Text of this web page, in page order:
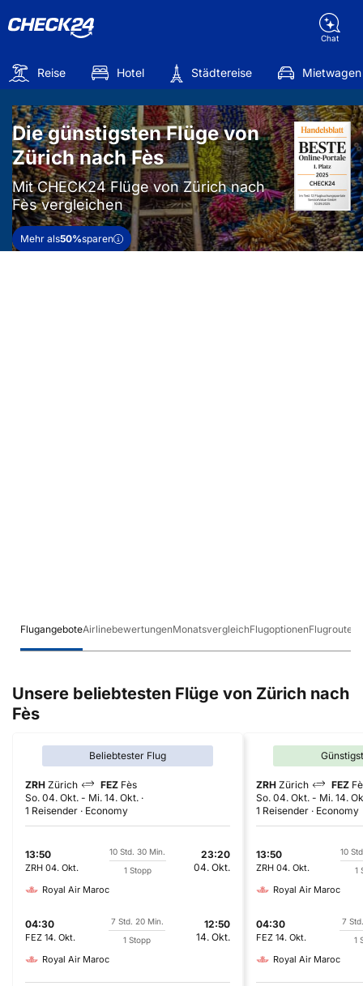
Chat
Reise Hotel Städtereise Mietwagen
Die günstigsten Flüge von
Zürich nach Fès
Mit CHECK24 Flüge von Zürich nach
Fès vergleichen
Mehr als50%sparen
FlugangeboteAirlinebewertungenMonatsvergleichFlugoptionenFlugrouten
Unsere beliebtesten Flüge von Zürich nach
Fès
Beliebtester Flug
ZRH Zürich FEZ Fès
So. 04. Okt. - Mi. 14. Okt.
1 Reisender
Economy
13:50
ZRH 04. Okt.
10 Std. 30 Min.
1 Stopp
23:20
04. Okt.
Royal Air Maroc
04:30
FEZ 14. Okt.
7 Std. 20 Min.
1 Stopp
12:50
14. Okt.
Royal Air Maroc
ZRH Zürich FEZ
So. 04. Okt. - Mi. 14.
1 Reisender
Economy
13:50
ZRH 04. Okt.
10
1
Royal Air Maroc
04:30
FEZ 14. Okt.
7
1
Royal Air Maroc